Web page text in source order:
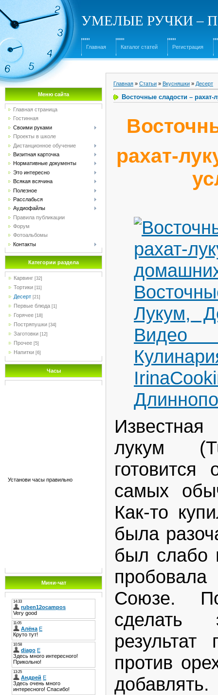
УМЕЛЫЕ РУЧКИ –
Главная Каталог статей Регистрация
Меню сайта
Главная страница
Гостинная
Своими руками
Проекты в школе
Дистанционное обучение
Визитная карточка
Нормативные документы
Это интересно
Всякая всячина
Полезное
Расслабься
Аудиофайлы
Правила публикации
Форум
Фотоальбомы
Контакты
Категории раздела
Карвинг [32]
Тортики [11]
Десерт [21]
Первые блюда [1]
Горячее [18]
Постряпушки [34]
Заготовки [12]
Прочее [5]
Напитки [6]
Часы
Установи часы правильно
Мини-чат
Главная » Статьи » Вкусняшки » Десерт
Восточные сладости –
рахат-
Известная
лукум
готовится
самых
Как-то
была
был слабо
Союзе.
результат
против
добавлять.